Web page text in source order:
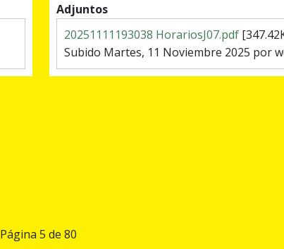
Adjuntos
20251111193038 HorariosJ07.pdf
Subido Martes, 11 Noviembre 2025 por
Página 5 de 80